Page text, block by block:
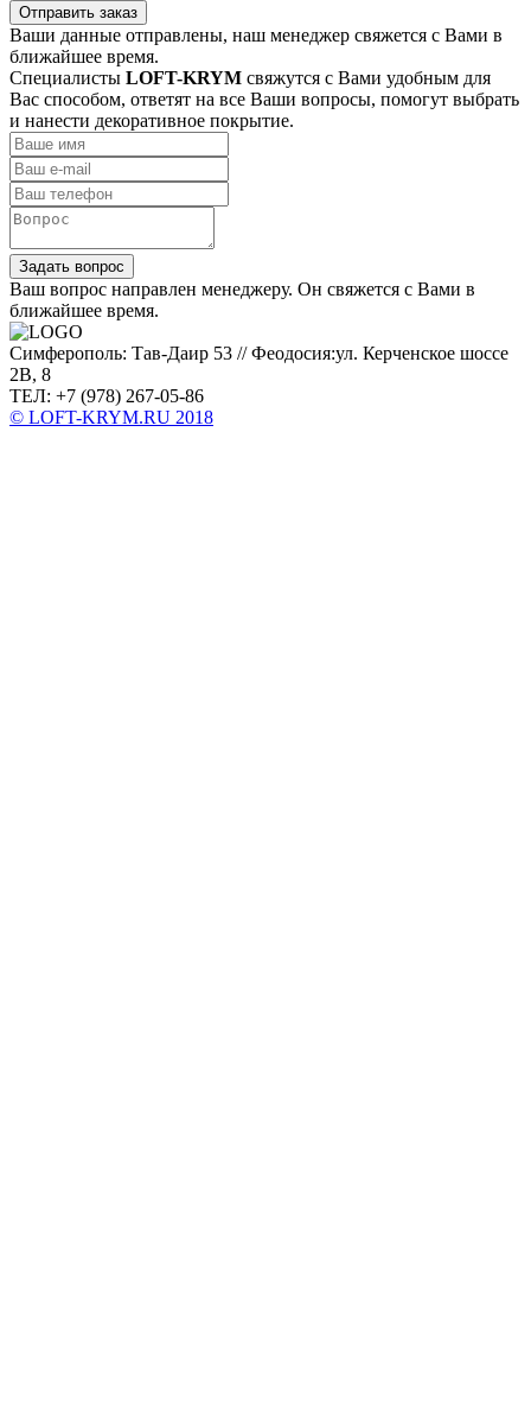
Отправить заказ
Ваши данные отправлены, наш менеджер свяжется с Вами в
ближайшее время.
Специалисты LOFT-KRYM свяжутся с Вами удобным для
Вас способом, ответят на все Ваши вопросы, помогут выбрать
и нанести декоративное покрытие.
Задать вопрос
Ваш вопрос направлен менеджеру. Он свяжется с Вами в
ближайшее время.
Симферополь: Тав-Даир 53 // Феодосия:ул. Керченское шоссе
2В, 8
ТЕЛ: +7 (978) 267-05-86
© LOFT-KRYM.RU 2018